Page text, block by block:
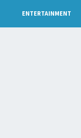
ENTERTAINMENT